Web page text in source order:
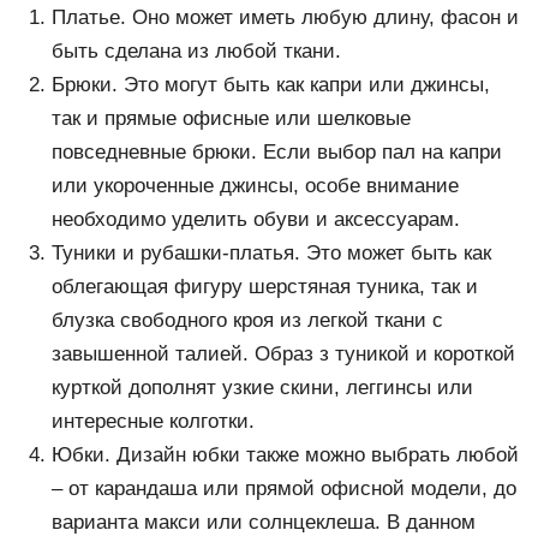
Платье. Оно может иметь любую длину, фасон и
быть сделана из любой ткани.
Брюки. Это могут быть как капри или джинсы,
так и прямые офисные или шелковые
повседневные брюки. Если выбор пал на капри
или укороченные джинсы, особе внимание
необходимо уделить обуви и аксессуарам.
Туники и рубашки-платья. Это может быть как
облегающая фигуру шерстяная туника, так и
блузка свободного кроя из легкой ткани с
завышенной талией. Образ з туникой и короткой
курткой дополнят узкие скини, леггинсы или
интересные колготки.
Юбки. Дизайн юбки также можно выбрать любой
– от карандаша или прямой офисной модели, до
варианта макси или солнцеклеша. В данном